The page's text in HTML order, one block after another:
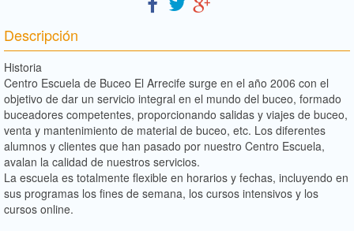
Descripción
Historia
Centro Escuela de Buceo El Arrecife surge en el año 2006 con el
objetivo de dar un servicio integral en el mundo del buceo, formado
buceadores competentes, proporcionando salidas y viajes de buceo,
venta y mantenimiento de material de buceo, etc. Los diferentes
alumnos y clientes que han pasado por nuestro Centro Escuela,
avalan la calidad de nuestros servicios.
La escuela es totalmente flexible en horarios y fechas, incluyendo en
sus programas los fines de semana, los cursos intensivos y los
cursos online.